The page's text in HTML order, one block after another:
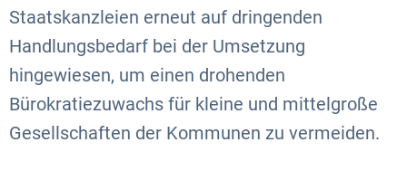
Staatskanzleien erneut auf dringenden
Handlungsbedarf bei der Umsetzung
hingewiesen, um einen drohenden
Bürokratiezuwachs für kleine und mittelgroße
Gesellschaften der Kommunen zu vermeiden.